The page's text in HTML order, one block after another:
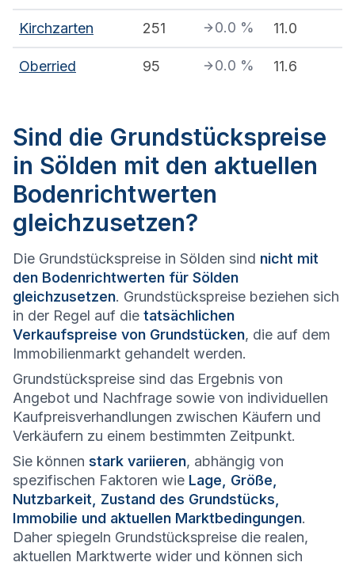
Kirchzarten 251 0.0 % 11.0
Oberried 95 0.0 % 11.6
Sind die Grundstückspreise
in Sölden mit den aktuellen
Bodenrichtwerten
gleichzusetzen?
Die Grundstückspreise in Sölden sind nicht mit
den Bodenrichtwerten für Sölden
gleichzusetzen. Grundstückspreise beziehen sich
in der Regel auf die tatsächlichen
Verkaufspreise von Grundstücken, die auf dem
Immobilienmarkt gehandelt werden.
Grundstückspreise sind das Ergebnis von
Angebot und Nachfrage sowie von individuellen
Kaufpreisverhandlungen zwischen Käufern und
Verkäufern zu einem bestimmten Zeitpunkt.
Sie können stark variieren, abhängig von
spezifischen Faktoren wie Lage, Größe,
Nutzbarkeit, Zustand des Grundstücks,
Immobilie und aktuellen Marktbedingungen.
Daher spiegeln Grundstückspreise die realen,
aktuellen Marktwerte wider und können sich